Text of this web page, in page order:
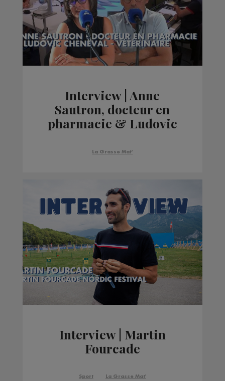
Interview | Anne
Sautron, docteur en
pharmacie & Ludovic
La Grasse Mat'
Interview | Martin
Fourcade
Sport La Grasse Mat'